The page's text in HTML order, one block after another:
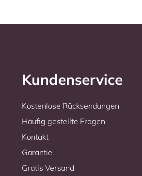
Kundenservice
Kostenlose Rücksendungen
Häufig gestellte Fragen
Kontakt
Garantie
Gratis Versand